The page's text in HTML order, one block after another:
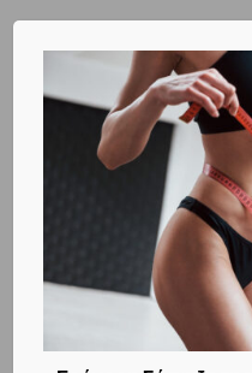
Η ΖΩΗ ΤΗΣ ΕΓΚΥΟΥ